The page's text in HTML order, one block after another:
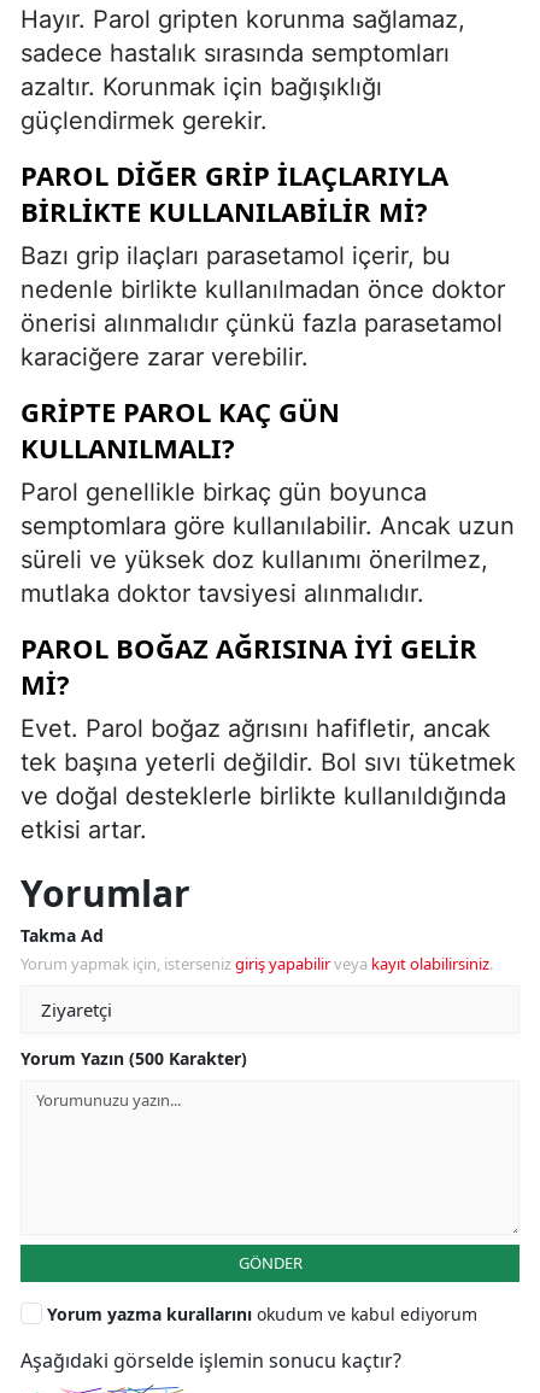
Hayır. Parol gripten korunma sağlamaz,
sadece hastalık sırasında semptomları
azaltır. Korunmak için bağışıklığı
güçlendirmek gerekir.
PAROL DIĞER GRIP ILAÇLARIYLA
BIRLIKTE KULLANILABILIR MI?
Bazı grip ilaçları parasetamol içerir, bu
nedenle birlikte kullanılmadan önce doktor
önerisi alınmalıdır çünkü fazla parasetamol
karaciğere zarar verebilir.
GRIPTE PAROL KAÇ GÜN
KULLANILMALI?
Parol genellikle birkaç gün boyunca
semptomlara göre kullanılabilir. Ancak uzun
süreli ve yüksek doz kullanımı önerilmez,
mutlaka doktor tavsiyesi alınmalıdır.
PAROL BOĞAZ AĞRISINA IYI GELIR
MI?
Evet. Parol boğaz ağrısını hafifletir, ancak
tek başına yeterli değildir. Bol sıvı tüketmek
ve doğal desteklerle birlikte kullanıldığında
etkisi artar.
Yorumlar
Takma Ad
Yorum yapmak için, istersenizgiriş yapabilirveya kayıt olabilirsiniz.
Yorum Yazın (500 Karakter)
GÖNDER
Yorum yazma kurallarını okudum ve kabul ediyorum
Aşağıdaki görselde işlemin sonucu kaçtır?